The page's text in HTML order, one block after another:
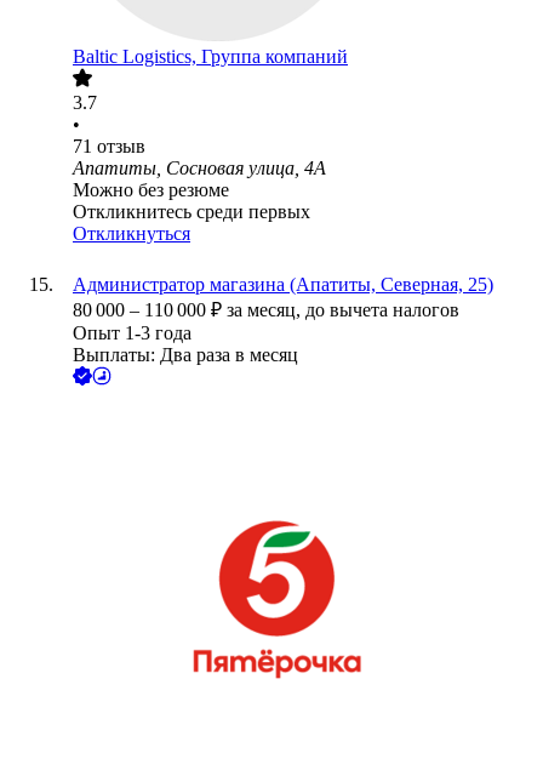
Baltic Logistics, Группа компаний
3.7
•
71 отзыв
Апатиты, Сосновая улица, 4А
Можно без резюме
Откликнитесь среди первых
Откликнуться
Администратор магазина (Апатиты, Северная, 25)
80 000 – 110 000 ₽ за месяц, до вычета налогов
Опыт 1-3 года
Выплаты: Два раза в месяц